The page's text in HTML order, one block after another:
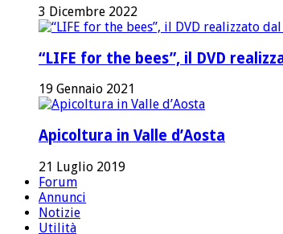
3 Dicembre 2022
“LIFE for the bees”, il DVD
19 Gennaio 2021
Apicoltura in Valle d’Aosta
21 Luglio 2019
Forum
Annunci
Notizie
Utilità